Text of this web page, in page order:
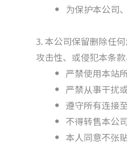
为保护本公司
3. 本公司保留删除任
攻击性、或侵犯本条款
严禁使用本站
严禁从事干扰
遵守所有连接
不得转售本公
本人同意不张